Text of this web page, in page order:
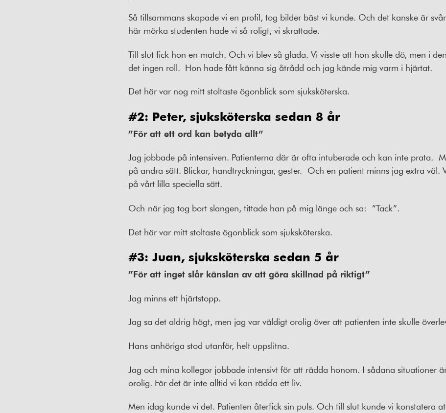
Så tillsammans skapade vi en profil, tog bilder bäst vi kunde. Och det kanske är
här mörka studenten hade vi så roligt, vi skrattade.
Till slut fick hon en match. Och vi blev så glada. Vi visste att hon skulle dö, men i
det ingen roll. Hon hade fått känna sig åtrådd och jag kände mig varm i hjärtat.
Det här var nog mitt stoltaste ögonblick som sjuksköterska.
#2: Peter, sjuksköterska sedan 8 år
”För att ett ord kan betyda allt”
Jag jobbade på intensiven. Patienterna där är ofta intuberade och kan inte prata.
på andra sätt. Blickar, handtryckningar, gester. Och en patient minns jag extra väl.
på vårt lilla speciella sätt.
Och när jag tog bort slangen, tittade han på mig länge och sa: ”Tack”.
Det här var mitt stoltaste ögonblick som sjuksköterska.
#3: Juan, sjuksköterska sedan 5 år
”För att inget slår känslan av att göra skillnad på riktigt”
Jag minns ett hjärtstopp.
Jag sa det aldrig högt, men jag var väldigt orolig över att patienten inte skulle
Hans anhöriga stod utanför, helt uppslitna.
Jag och mina kollegor jobbade intensivt för att rädda honom. I sådana situationer
orolig. För det är inte alltid vi kan rädda ett liv.
Men idag kunde vi det. Patienten återfick sin puls. Och till slut kunde vi konstatera